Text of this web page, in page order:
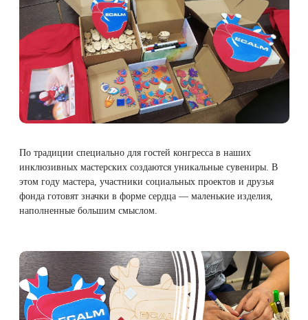
По традиции специально для гостей конгресса в наших
инклюзивных мастерских создаются уникальные сувениры. В
этом году мастера, участники социальных проектов и друзья
фонда готовят значки в форме сердца — маленькие изделия,
наполненные большим смыслом.
Удаление рубцов
Удаление новообразований
Лазерное лечение постакне
QOOL- омоложение
Карбоновый пилинг
Лазерное лечение розацеа
Интимное лазерное омоложение
Остановить выпадение волос
Восстановление здоровья волос
Сделать педикюр
Купить абонемент